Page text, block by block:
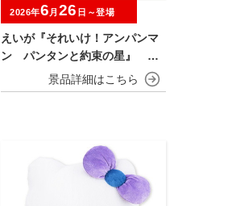
えいが『それいけ！アンパンマ
ン パンタンと約束の星』 ぬ
2026年6 月 26 日～登場